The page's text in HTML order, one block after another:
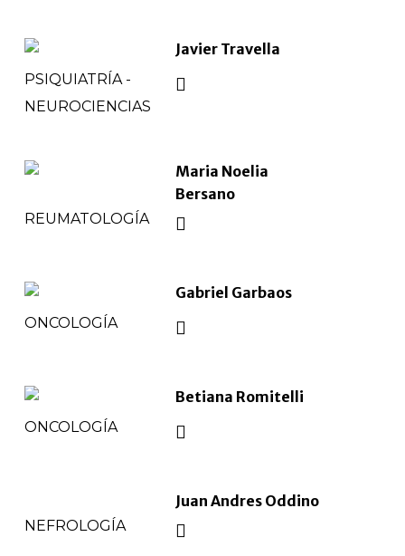
Javier Travella
PSIQUIATRÍA -
NEUROCIENCIAS
Maria Noelia
Bersano
REUMATOLOGÍA
Gabriel Garbaos
ONCOLOGÍA
Betiana Romitelli
ONCOLOGÍA
Juan Andres Oddino
NEFROLOGÍA